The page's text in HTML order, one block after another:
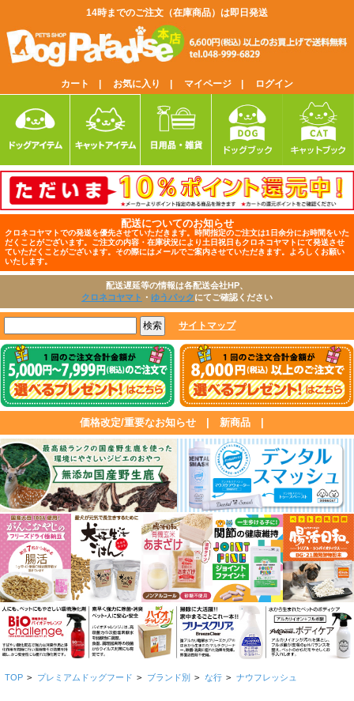
14時までのご注文（在庫商品）は即日発送
カート | お気に入り | マイページ | ログイン
配送についてのお知らせ
クロネコヤマトでの発送を優先させていただきます。時間指定のご注文は1日余分にお時間をいた
だくことがございます。ご注文の内容・在庫状況により土日祝日もクロネコヤマトにて発送させ
ていただくことがございます。その際にはメールでご案内させていただきます。よろしくお願い
いたします。
配送遅延等の情報は各配送会社HP、
クロネコヤマト ・ ゆうパックにてご確認ください
サイトマップ
価格改定/重要なお知らせ 新商品
TOP > プレミアムドッグフード > ブランド別 > な行 > ナウフレッシュ